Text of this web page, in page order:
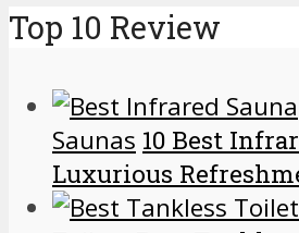
Top 10 Review
Saunas 10 Best
Luxurious